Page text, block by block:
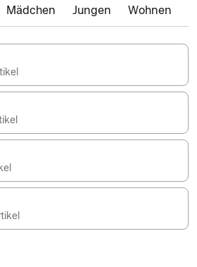
Mädchen Jungen Wohnen